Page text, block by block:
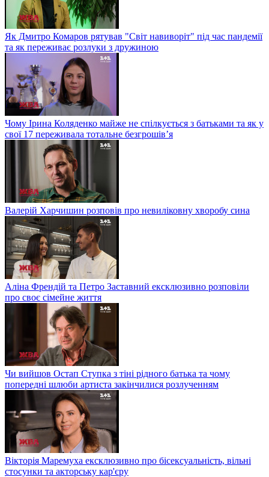
Як Дмитро Комаров рятував "Світ навиворіт" під час пандемії
та як переживає розлуки з дружиною
Чому Ірина Коляденко майже не спілкується з батьками та як у
свої 17 переживала тотальне безгрошів’я
Валерій Харчишин розповів про невиліковну хворобу сина
Аліна Френдій та Петро Заставний ексклюзивно розповіли
про своє сімейне життя
Чи вийшов Остап Ступка з тіні рідного батька та чому
попередні шлюби артиста закінчилися розлученням
Вікторія Маремуха ексклюзивно про бісексуальність, вільні
стосунки та акторську кар'єру